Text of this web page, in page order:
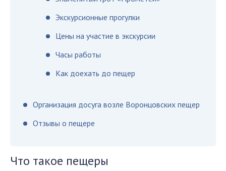
Экскурсионные прогулки
Цены на участие в экскурсии
Часы работы
Как доехать до пещер
Организация досуга возле Воронцовских пещер
Отзывы о пещере
Что такое пещеры